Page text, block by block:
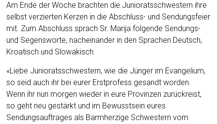
Am Ende der Woche brachten die Junioratsschwestern ihre
selbst verzierten Kerzen in die Abschluss- und Sendungsfeier
mit. Zum Abschluss sprach Sr. Marija folgende Sendungs-
und Segensworte, nacheinander in den Sprachen Deutsch,
Kroatisch und Slowakisch:
«Liebe Junioratsschwestern, wie die Jünger im Evangelium,
so seid auch ihr bei eurer Erstprofess gesandt worden.
Wenn ihr nun morgen wieder in eure Provinzen zurückreist,
so geht neu gestärkt und im Bewusstsein eures
Sendungsauftrages als Barmherzige Schwestern vom